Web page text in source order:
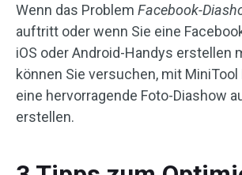
Wenn das Problem Facebook-
auftritt oder wenn Sie eine
iOS oder Android-Handys erstellen
können Sie versuchen, mit
eine hervorragende Foto-Diashow
erstellen.